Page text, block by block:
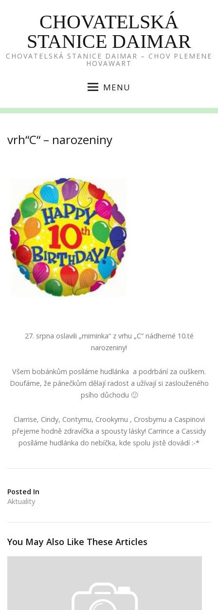
CHOVATELSKÁ
STANICE DAIMAR
CHOVATELSKÁ STANICE DAIMAR – CHOV PLEMENE
HOVAWART
MENU
vrh“C“ – narozeniny
27. srpna oslavili „miminka“ z vrhu „C“ nádherné 10.té
narozeniny!
Všem bobánkům posíláme hudlánka a podrbání za ouškem.
Doufáme, že pánečkům dělají radost a užívají si zaslouženého
psího důchodu 🙂
Clarrise, Cindy, Contymu, Crookymu , Crosbymu a Caspinovi
přejeme hodně zdravíčka a spousty lásky! Carrince a Cassidy
posíláme hudlánka do nebíčka, kde spolu jistě dovádí :-*
Posted In
Aktuality
You May Also Like These Articles